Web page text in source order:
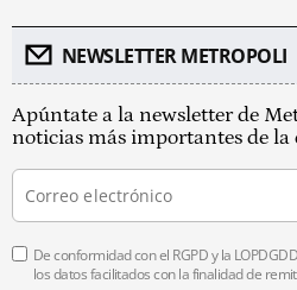
NEWSLETTER METROPOLI
Apúntate a la newsletter de
noticias más importantes de la
De conformidad con el RGPD y la
los datos facilitados con la finalidad de